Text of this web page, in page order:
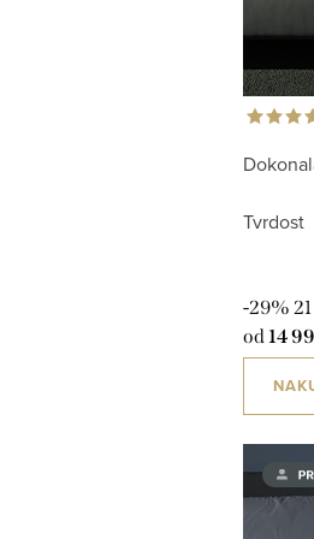
Tvrdost
-29%
od14